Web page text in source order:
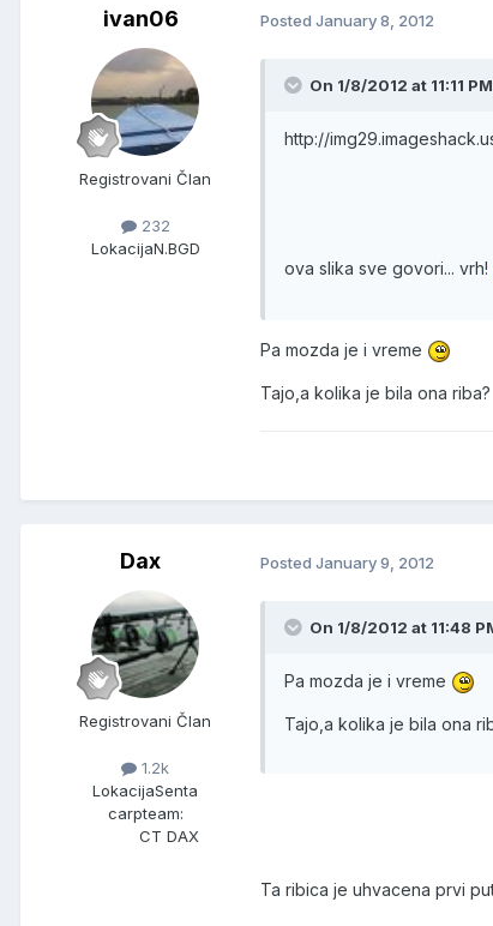
ivan06
Registrovani Član
232
LokacijaN.BGD
Posted January 8, 2012
On 1/8/2012 at 11:11
http://
ova slika sve govori... vrh!
Pa mozda je i vreme
Tajo,a kolika je bila ona riba?
Dax
Registrovani Član
1.2k
LokacijaSenta
carpteam:
CT DAX
Posted January 9, 2012
On 1/8/2012 at 11:48
Pa mozda je i vreme
Tajo,a kolika je bila ona
Ta ribica je uhvacena prvi